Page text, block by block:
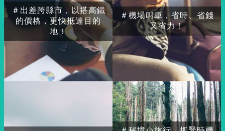
＃出差跨縣市，以搭高鐵
的價格，更快抵達目的
地！
＃機場叫車，省時、省錢
又省力！